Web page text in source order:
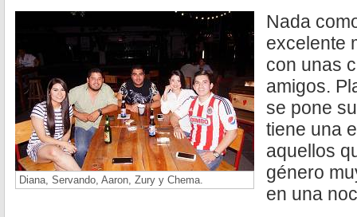
Diana, Servando, Aaron, Zury y Chema.
Nada
excelente
con unas
amigos.
se pone
tiene una
aquellos
género
en una